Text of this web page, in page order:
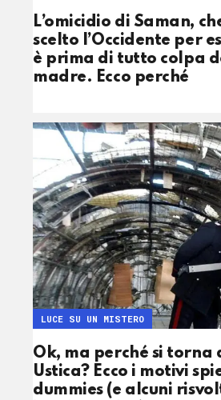
L’omicidio di Saman,
scelto l’Occidente per
è prima di tutto colpa
madre. Ecco perché
Ok, ma perché si torna
Ustica? Ecco i motivi
dummies (e alcuni
LUCE SU UN MISTERO